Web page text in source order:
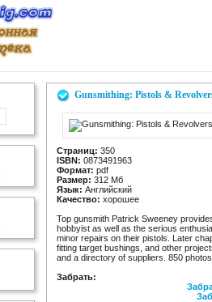
Gunsmithing: Pistols &
Страниц: 350
ISBN: 0873491963
Формат: pdf
Размер: 312 Мб
Язык: Английский
Качество: хорошее
Top gunsmith Patrick Sweeney
hobbyist as well as the serious
minor repairs on their pistols. Later
fitting target bushings, and other
and a directory of suppliers. 850
Забрать: